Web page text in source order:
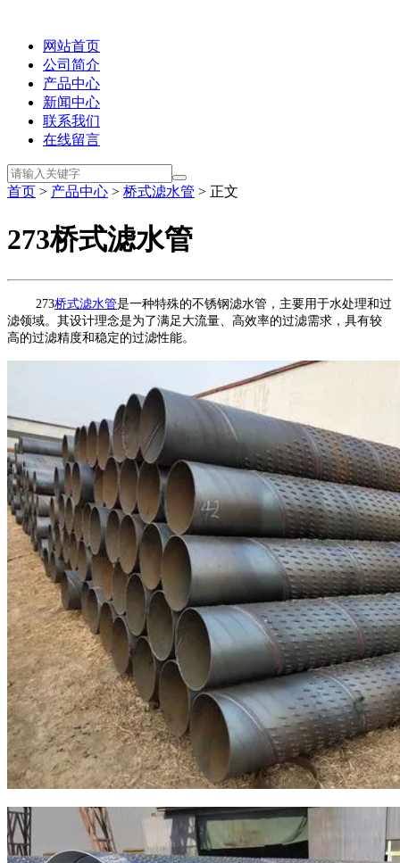
网站首页
公司简介
产品中心
新闻中心
联系我们
在线留言
首页 > 产品中心 > 桥式滤水管 > 正文
273桥式滤水管
273桥式滤水管是一种特殊的不锈钢滤水管，主要用于水处理和过
滤领域。其设计理念是为了满足大流量、高效率的过滤需求，具有较
高的过滤精度和稳定的过滤性能。